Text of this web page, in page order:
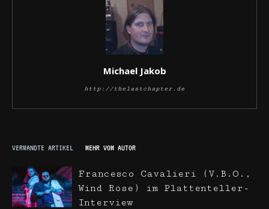
Michael Jakob
http://thelastchapter.de
VERWANDTE ARTIKEL MEHR VOM AUTOR
Francesco Cavalieri (V.B.O.,
Wind Rose) im Plattenteller-
Interview